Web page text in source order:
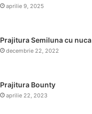
aprilie 9, 2025
Prajitura Semiluna cu nuca
decembrie 22, 2022
Prajitura Bounty
aprilie 22, 2023